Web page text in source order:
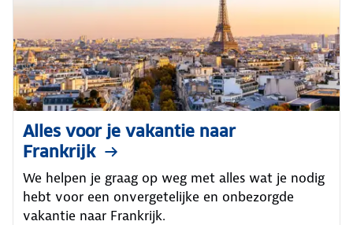
Alles voor je vakantie naar
Frankrijk
We helpen je graag op weg met alles wat je nodig
hebt voor een onvergetelijke en onbezorgde
vakantie naar Frankrijk.